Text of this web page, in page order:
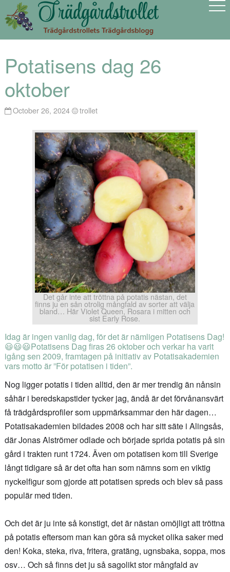
Potatisens dag 26
oktober
October 26, 2024 trollet
Det går inte att tröttna på potatis nästan, det
finns ju en sån otrolig mångfald av sorter att välja
bland… Här Violet Queen, Rosara i mitten och
sist Early Rose.
Idag är ingen vanlig dag, för det är nämligen Potatisens Dag!
😃😃😃Potatisens Dag firas 26 oktober och verkar ha varit
igång sen 2009, framtagen på initiativ av Potatisakademien
vars motto är ”För potatisen i tiden”.
Nog ligger potatis i tiden alltid, den är mer trendig än nånsin
såhär i beredskapstider tycker jag, ändå är det förvånansvärt
få trädgårdsprofiler som uppmärksammar den här dagen…
Potatisakademien bildades 2008 och har sitt säte i Alingsås,
där Jonas Alströmer odlade och började sprida potatis på sin
gård i trakten runt 1724. Även om potatisen kom till Sverige
långt tidigare så är det ofta han som nämns som en viktig
nyckelfigur som gjorde att potatisen spreds och blev så pass
populär med tiden.
Och det är ju inte så konstigt, det är nästan omöjligt att tröttna
på potatis eftersom man kan göra så mycket olika saker med
den! Koka, steka, riva, fritera, gratäng, ugnsbaka, soppa, mos
osv… Och så finns det ju så sagolikt stor mångfald av